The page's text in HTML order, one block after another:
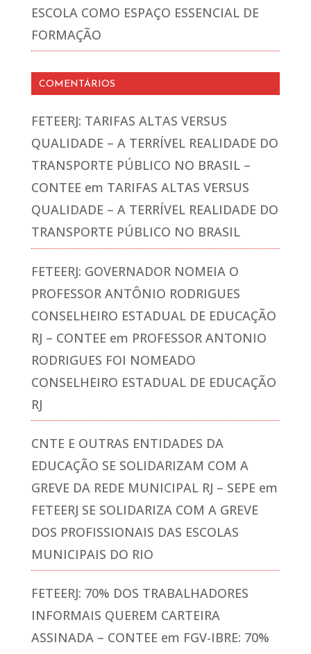
ESCOLA COMO ESPAÇO ESSENCIAL DE
FORMAÇÃO
COMENTÁRIOS
FETEERJ: TARIFAS ALTAS VERSUS
QUALIDADE – A TERRÍVEL REALIDADE DO
TRANSPORTE PÚBLICO NO BRASIL –
CONTEE em TARIFAS ALTAS VERSUS
QUALIDADE – A TERRÍVEL REALIDADE DO
TRANSPORTE PÚBLICO NO BRASIL
FETEERJ: GOVERNADOR NOMEIA O
PROFESSOR ANTÔNIO RODRIGUES
CONSELHEIRO ESTADUAL DE EDUCAÇÃO
RJ – CONTEE em PROFESSOR ANTONIO
RODRIGUES FOI NOMEADO
CONSELHEIRO ESTADUAL DE EDUCAÇÃO
RJ
CNTE E OUTRAS ENTIDADES DA
EDUCAÇÃO SE SOLIDARIZAM COM A
GREVE DA REDE MUNICIPAL RJ – SEPE em
FETEERJ SE SOLIDARIZA COM A GREVE
DOS PROFISSIONAIS DAS ESCOLAS
MUNICIPAIS DO RIO
FETEERJ: 70% DOS TRABALHADORES
INFORMAIS QUEREM CARTEIRA
ASSINADA – CONTEE em FGV-IBRE: 70%